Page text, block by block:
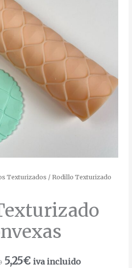
Texturizados / Rodillo Texturizado
5,25€ iva incluido